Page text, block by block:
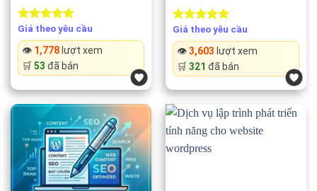
Rated5.00
out of 5
Giá theo yêu cầu
👁️ 1,778lượt xem
🛒 53 đã bán
Rated5.00
out of 5
Giá theo yêu cầu
👁️3,603 lượt xem
🛒 321 đã bán